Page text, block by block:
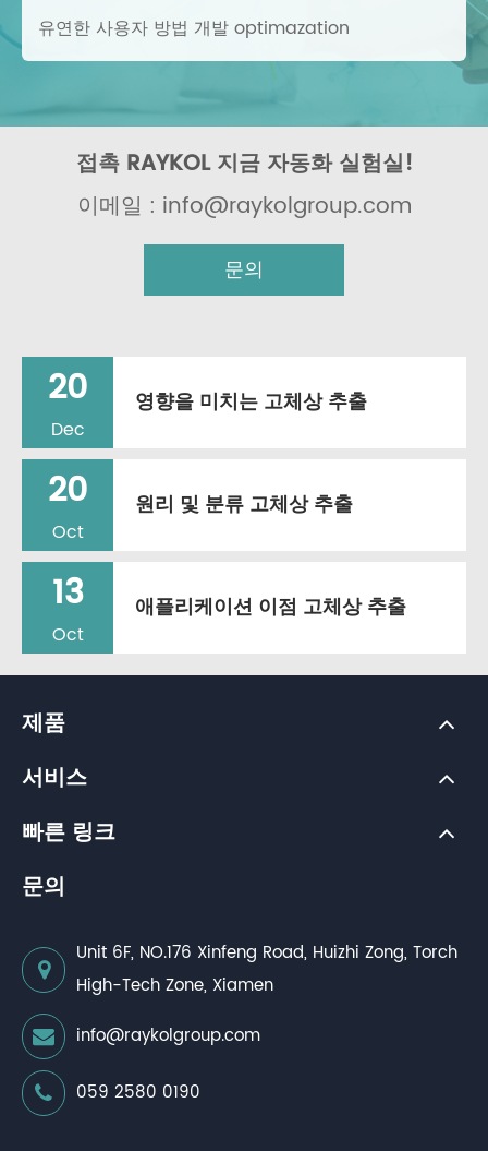
유연한 사용자 방법 개발 optimazation
접촉 RAYKOL 지금 자동화 실험실!
이메일 : info@raykolgroup.com
문의
20
Dec
영향을 미치는 고체상 추출
20
Oct
원리 및 분류 고체상 추출
13
Oct
애플리케이션 이점 고체상 추출
제품
서비스
빠른 링크
문의
Unit 6F, NO.176 Xinfeng Road, Huizhi Zong, Torch
High-Tech Zone, Xiamen
info@raykolgroup.com
059 2580 0190